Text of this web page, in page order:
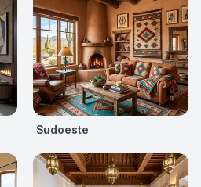
Sudoeste